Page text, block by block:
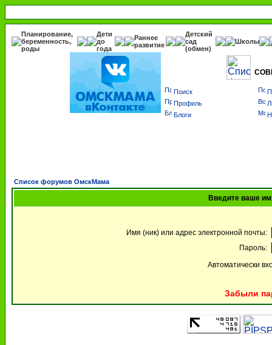
Планирование,
беременность,
роды
Дети
до
года
Раннее
развитие
Детский
сад
(обмен)
Школы
Поиск
Профиль
Блоги
Список форумов ОмскМама
Введите ваше
Имя (ник) или адрес электронной почты:
Пароль:
Автоматически
Забыли